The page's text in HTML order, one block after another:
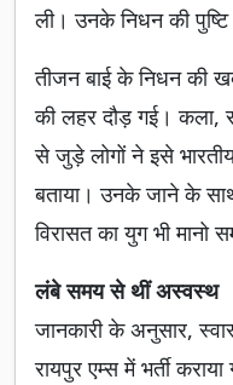
ली। उनके निधन की
तीजन बाई के निधन की
की लहर दौड़ गई। कला,
से जुड़े लोगों ने इसे
बताया। उनके जाने के
विरासत का युग भी मानो
लंबे समय से थीं अस्वस्थ
जानकारी के अनुसार,
रायपुर एम्स में भर्ती